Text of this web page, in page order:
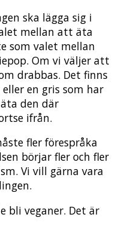
ska lägga sig i
mellan att äta
som valet mellan
Om vi väljer att
drabbas. Det finns
en gris som har
den där
ifrån.
fler förespråka
börjar fler och fler
Vi vill gärna vara
bli veganer. Det är